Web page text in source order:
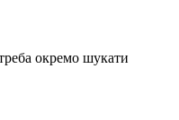
окремо шукати